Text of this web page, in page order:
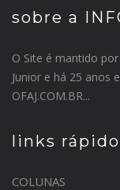
sobre a
O Site é mantido
Junior e há 25 anos
OFAJ.COM.BR...
links
COLUNAS